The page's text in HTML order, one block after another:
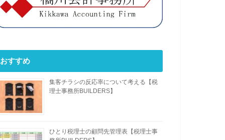
おすすめ
集客チラシの反応率について考える【税
理士事務所BUILDERS】
ひとり税理士の顧問先管理表【税理士事